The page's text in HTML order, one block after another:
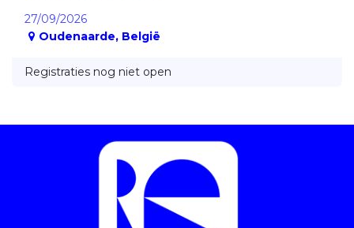
27/09/2026
Oudenaarde, België
Registraties nog niet open